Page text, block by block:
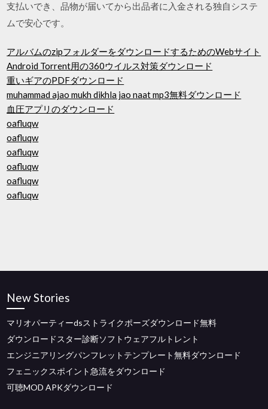
支払いでき、品物が届いてから出品者に入金される独自システ
ムで安心です。
アルバムのzipフォルダーをダウンロードするためのWebサイト
Android Torrent用の360ウイルス対策ダウンロード
重いギアのPDFダウンロード
muhammad ajao mukh dikhla jao naat mp3無料ダウンロード
血圧アプリのダウンロード
oafluqw
oafluqw
oafluqw
oafluqw
oafluqw
oafluqw
New Stories
マリオパーティーdsストライクポーズダウンロード無料
ダウンロードスター診断ソフトウェアフルトレント
エンジニアリングパンフレットテンプレート無料ダウンロード
フェニックスポイント急流をダウンロード
可聴MOD APKダウンロード